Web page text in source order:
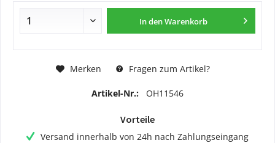
In denWarenkorb
Merken Fragen zum Artikel?
Artikel-Nr.: OH11546
Vorteile
Versand innerhalb von 24h nach Zahlungseingang